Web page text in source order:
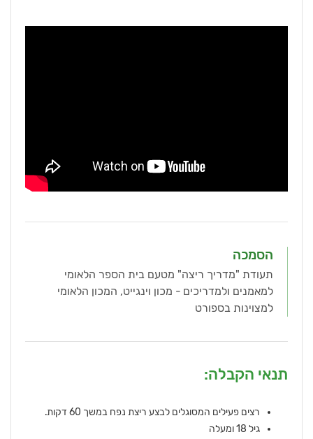
הסמכה
תעודת "מדריך ריצה" מטעם בית הספר הלאומי
למאמנים ולמדריכים - מכון וינגייט, המכון הלאומי
למצוינות בספורט
תנאי הקבלה:
רצים פעילים המסוגלים לבצע ריצת נפח במשך 60 דקות.
גיל 18 ומעלה